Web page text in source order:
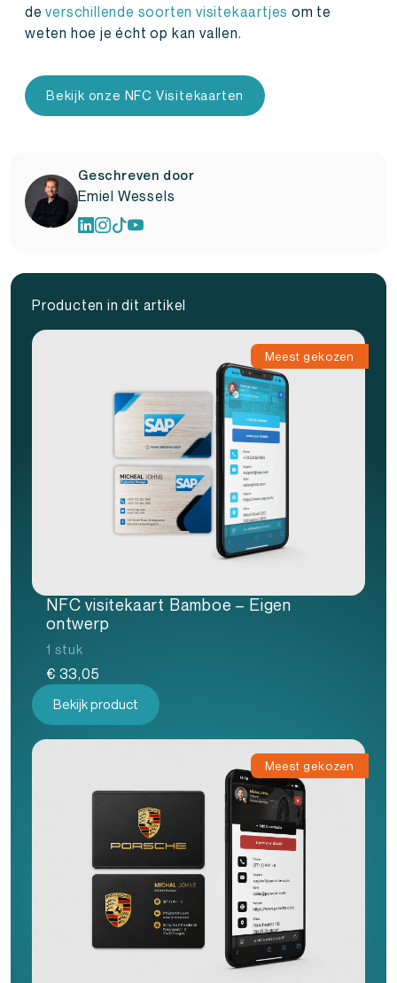
deverschillende soorten visitekaartjes om te
weten hoe je écht op kan vallen.
Bekijk onze NFC Visitekaarten
Geschreven door
Emiel Wessels
Producten in dit artikel
Meest gekozen
NFC visitekaart Bamboe – Eigen
ontwerp
1 stuk
€ 33,05
Bekijk product
Meest gekozen